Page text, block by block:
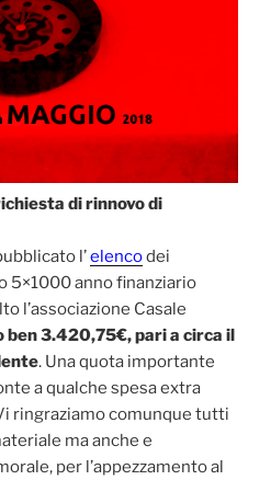
di rinnovo di
l’elencodei
5×1000 anno finanziario
l’associazione Casale
ben 3.420,75€, pari a circa il
. Una quota importante
a qualche spesa extra
ringraziamo comunque tutti
ma anche e
per l’appezzamento al